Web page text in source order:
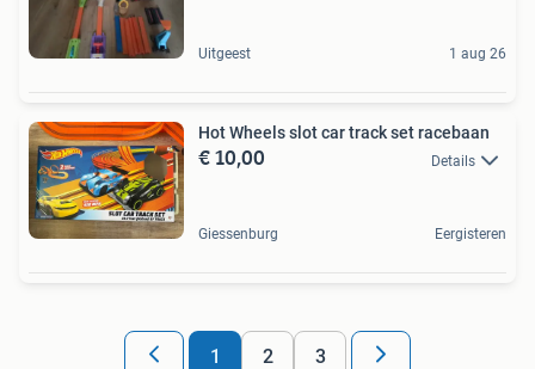
Uitgeest 1 aug 26
Hot Wheels slot car track set racebaan
€ 10,00 Details
Giessenburg Eergisteren
1 2 3